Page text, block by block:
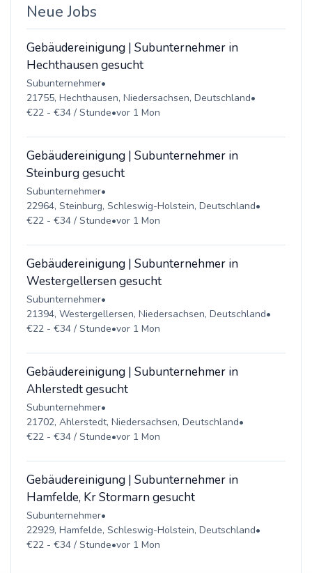
Neue Jobs
Gebäudereinigung | Subunternehmer in
Hechthausen gesucht
Subunternehmer•
21755, Hechthausen, Niedersachsen, Deutschland•
€22 - €34 / Stunde•vor 1 Mon
Gebäudereinigung | Subunternehmer in
Steinburg gesucht
Subunternehmer•
22964, Steinburg, Schleswig-Holstein, Deutschland•
€22 - €34 / Stunde•vor 1 Mon
Gebäudereinigung | Subunternehmer in
Westergellersen gesucht
Subunternehmer•
21394, Westergellersen, Niedersachsen, Deutschland•
€22 - €34 / Stunde•vor 1 Mon
Gebäudereinigung | Subunternehmer in
Ahlerstedt gesucht
Subunternehmer•
21702, Ahlerstedt, Niedersachsen, Deutschland•
€22 - €34 / Stunde•vor 1 Mon
Gebäudereinigung | Subunternehmer in
Hamfelde, Kr Stormarn gesucht
Subunternehmer•
22929, Hamfelde, Schleswig-Holstein, Deutschland•
€22 - €34 / Stunde•vor 1 Mon